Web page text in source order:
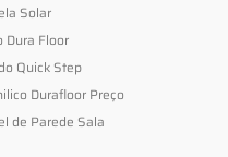
Solar
Dura Floor
Quick Step
Durafloor Preço
de Parede Sala